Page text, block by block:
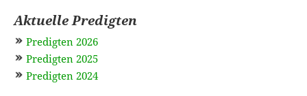
Aktuelle Predigten
Predigten 2026
Predigten 2025
Predigten 2024